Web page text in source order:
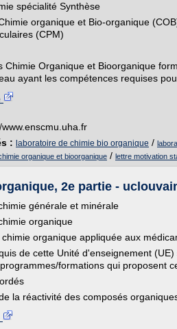
spécialité Synthèse
organique et Bio-organique
(CPM)
Chimie Organique et Bioorganique
ayant les compétences requises
www.enscmu.uha.fr
: laboratoire de chimie bio organique /
organique et bioorganique / lettre motivation
2e partie -
générale et minérale
organique
chimie organique appliquée aux
de cette Unité d'enseignement
formations qui proposent
la réactivité des composés